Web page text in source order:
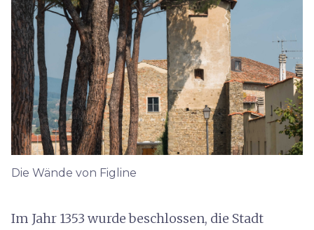
Die Wände von Figline
Im Jahr 1353 wurde beschlossen, die Stadt